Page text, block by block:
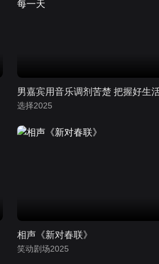
选择2025
相声《新对春联》
笑动剧场2025